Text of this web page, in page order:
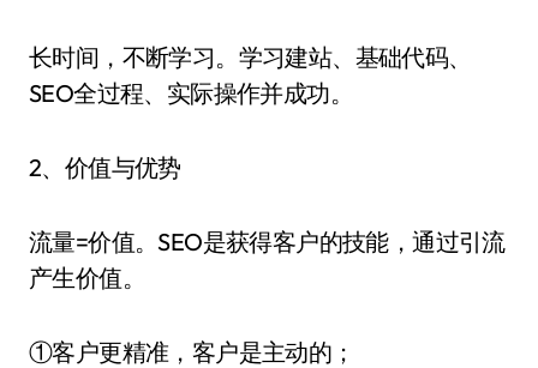
长时间，不断学习。学习建站、基础代码、
SEO全过程、实际操作并成功。
2、价值与优势
流量=价值。SEO是获得客户的技能，通过引流
产生价值。
①客户更精准，客户是主动的；